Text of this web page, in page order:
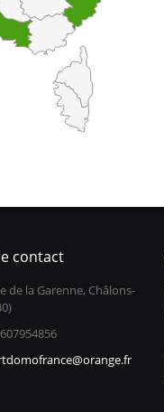
contact
de la Garenne, Châlons-